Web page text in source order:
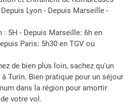
Lyon - Depuis Marseille -
: 5H - Depuis Marseille: 6h en
Paris: 5h30 en TGV ou
de bien plus loin, sachez qu'un
Turin. Bien pratique pour un séjour
dans la région pour amortir
votre vol.